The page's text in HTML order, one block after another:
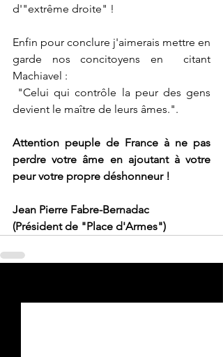
d'"extrême droite" !
Enfin pour conclure j'aimerais mettre en
garde nos concitoyens en  citant
Machiavel :
devient le maître de leurs âmes.".
Attention peuple de France à ne pas
perdre votre âme en ajoutant à votre
peur votre propre déshonneur !
Jean Pierre Fabre-Bernadac
(Président de "Place d'Armes")